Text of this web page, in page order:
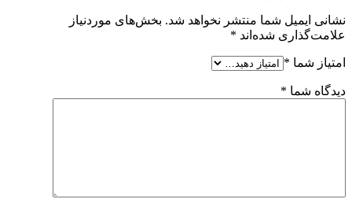
نشانی ایمیل شما منتشر نخواهد شد. بخش‌های موردنیاز
علامت‌گذاری شده‌اند *
امتیاز شما *
دیدگاه شما *